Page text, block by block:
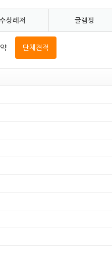
수상레저 글램핑
단체견적